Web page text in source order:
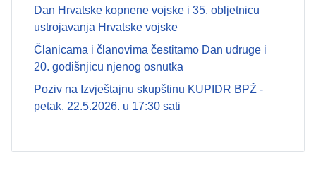
Dan Hrvatske kopnene vojske i 35. obljetnicu
ustrojavanja Hrvatske vojske
Članicama i članovima čestitamo Dan udruge i
20. godišnjicu njenog osnutka
Poziv na Izvještajnu skupštinu KUPIDR BPŽ -
petak, 22.5.2026. u 17:30 sati